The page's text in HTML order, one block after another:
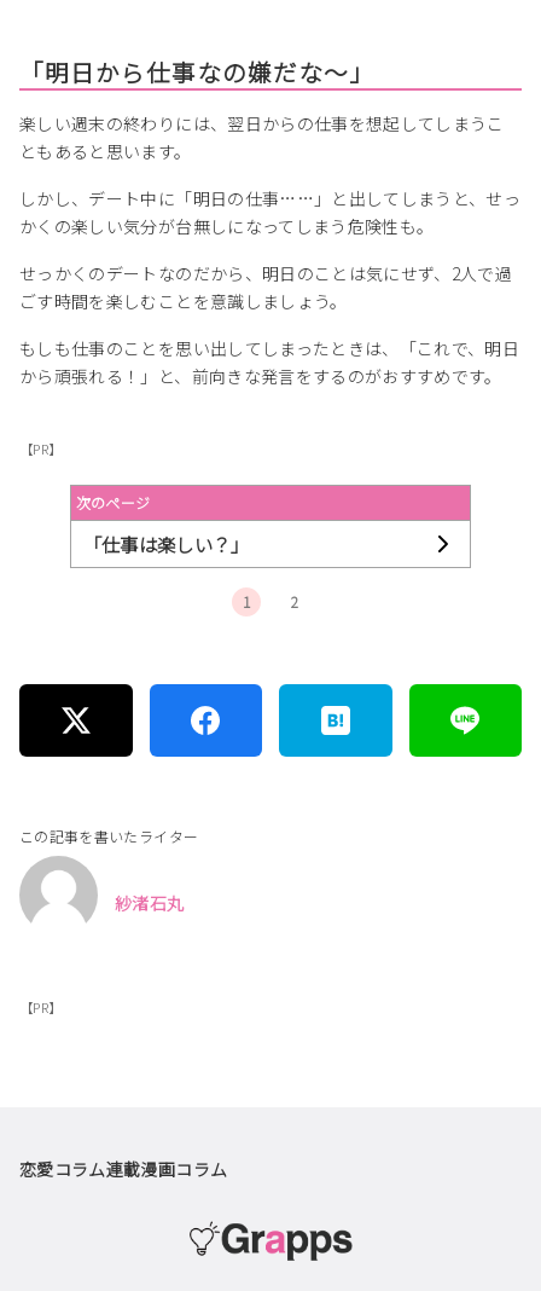
「明日から仕事なの嫌だな～」
楽しい週末の終わりには、翌日からの仕事を想起してしまうこ
ともあると思います。
しかし、デート中に「明日の仕事……」と出してしまうと、せっ
かくの楽しい気分が台無しになってしまう危険性も。
せっかくのデートなのだから、明日のことは気にせず、2人で過
ごす時間を楽しむことを意識しましょう。
もしも仕事のことを思い出してしまったときは、「これで、明日
から頑張れる！」と、前向きな発言をするのがおすすめです。
【PR】
次のページ
「仕事は楽しい？」
1 2
この記事を書いたライター
紗渚石丸
【PR】
恋愛コラム連載漫画コラム